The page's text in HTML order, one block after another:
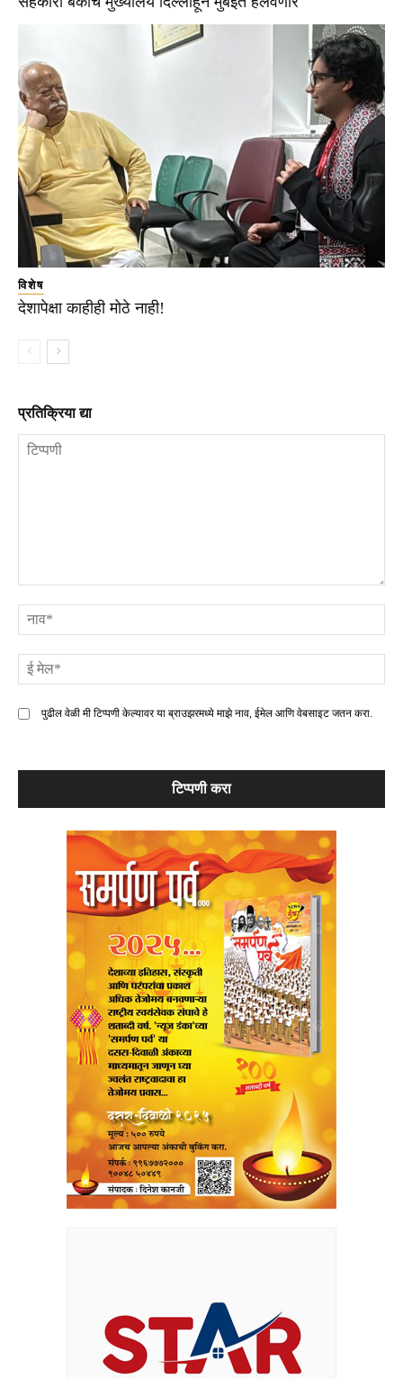
विशेष
देशापेक्षा काहीही मोठे नाही!
प्रतिक्रिया द्या
पुढील वेळी मी टिप्पणी केल्यावर या ब्राउझरमध्ये माझे नाव, ईमेल आणि वेबसाइट जतन करा.